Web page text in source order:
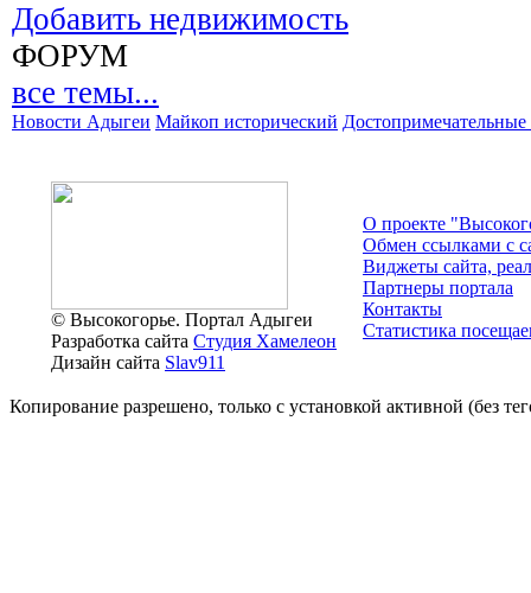
Добавить недвижимость
ФОРУМ
все темы...
Новости Адыгеи Майкоп исторический Достопримечательные
© Высокогорье. Портал Адыгеи
Разработка сайта Студия Хамелеон
Дизайн сайта Slav911
О проекте
Обмен ссылками c
Виджеты сайта,
Партнеры портала
Контакты
Статистика
Копирование разрешено, только с установкой активной (без